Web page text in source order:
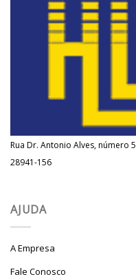
Rua Dr. Antonio Alves, número
28941-156
AJUDA
A Empresa
Fale Conosco